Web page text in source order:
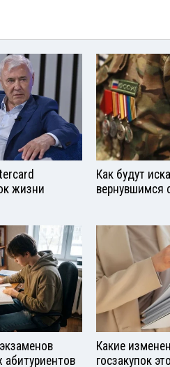
жизни
Как будут
вернувшимся
абитуриентов
Какие
госзакупок